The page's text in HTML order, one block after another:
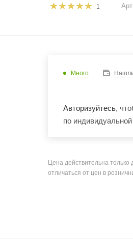
1
Много
Авторизуйтесь,
по
Цена действительна
отличаться от цен в